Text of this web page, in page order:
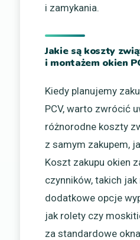
i zamykania.
Jakie są koszty
i montażem okien
Kiedy planujemy
PCV, warto zwrócić
różnorodne koszty
z samym zakupem,
Koszt zakupu okien
czynników, takich
dodatkowe opcje
jak rolety czy
za standardowe